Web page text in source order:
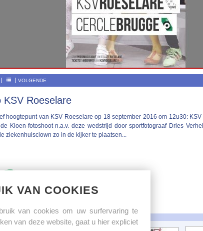
VAN COOKIES
van cookies om uw surfervaring te
van deze website, gaat u hier expliciet
VOLGENDE
KSV Roeselare
hoogtepunt van KSV Roeselare op 18 september 2016 om 12u30:
Kloen-fotoshoot n.a.v. deze wedstrijd door sportfotograaf Dries
ziekenhuisclown zo in de kijker te plaatsen...